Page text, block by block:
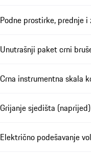
Podne prostirke, prednje i
Unutrašnji paket crni
Crna instrumentna skala
Grijanje sjedišta (naprijed)
Električno podešavanje